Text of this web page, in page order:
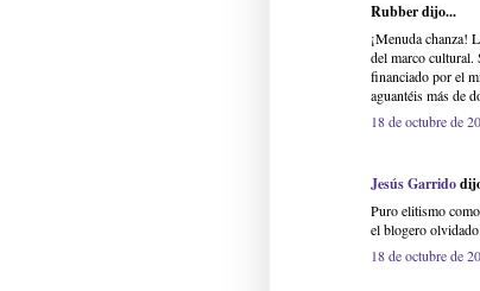
Rubber dijo...
¡Menuda chanza!
del marco cultural.
financiado por el
aguantéis más de
18 de octubre de
Jesús Garrido
Puro elitismo
el blogero
18 de octubre de